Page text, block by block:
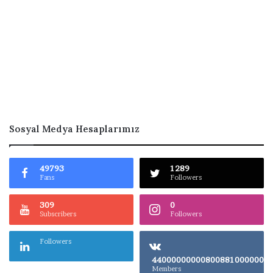
Sosyal Medya Hesaplarımız
49793
Fans
1289
Followers
309
Subscribers
0
Followers
Followers
Members